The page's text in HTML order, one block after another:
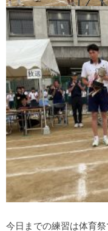
今日までの練習は体育